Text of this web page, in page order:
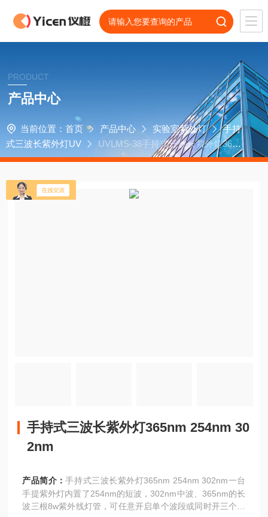
PRODUCT
产品中心
当前位置： 首页 产品中心 实验室紫外灯
手持
式三波长紫外灯UV
UVLMS-38手持式三波长紫外灯365n
m 254nm 302nm
手持式三波长紫外灯365nm 254nm 30
2nm
产品简介：手持式三波长紫外灯365nm 254nm 302nm一台
手提紫外灯内置了254nm的短波，302nm中波、365nm的长
波三根8w紫外线灯管，可任意开启单个波段或同时开三个波